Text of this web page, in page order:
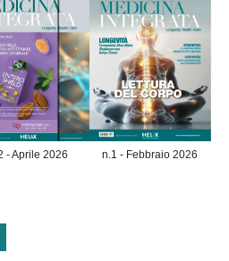
- Aprile 2026 n.1 - Febbraio 2026